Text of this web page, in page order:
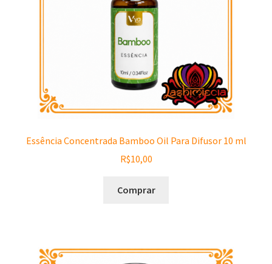
Essência Concentrada Bamboo Oil Para Difusor 10 ml
R$10,00
Comprar